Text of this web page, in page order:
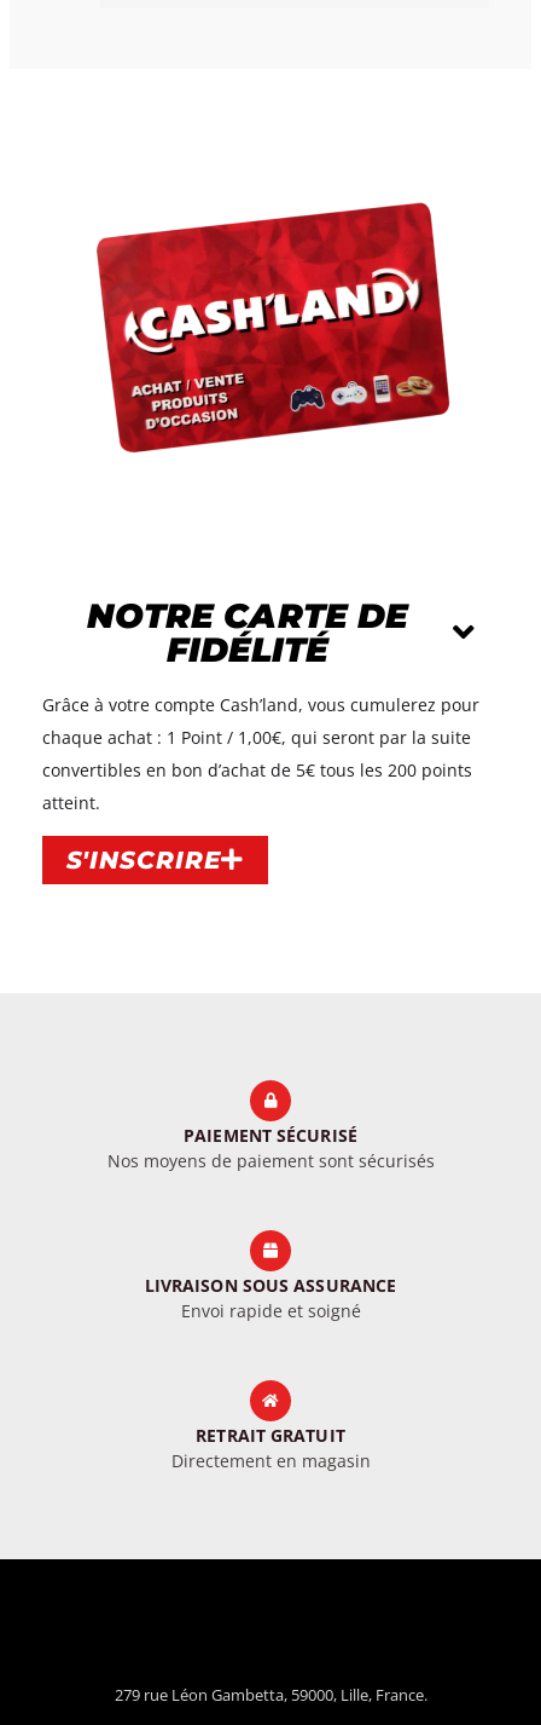
NOTRE CARTE DE
FIDÉLITÉ
Grâce à votre compte Cash’land, vous cumulerez pour
chaque achat : 1 Point / 1,00€, qui seront par la suite
convertibles en bon d’achat de 5€ tous les 200 points
atteint.​
S'INSCRIRE
PAIEMENT SÉCURISÉ
Nos moyens de paiement sont sécurisés
LIVRAISON SOUS ASSURANCE
Envoi rapide et soigné
RETRAIT GRATUIT
Directement en magasin
279 rue Léon Gambetta, 59000, Lille, France.